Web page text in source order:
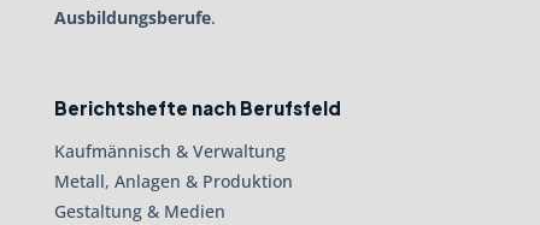
Ausbildungsberufe.
Berichtshefte nach Berufsfeld
Kaufmännisch & Verwaltung
Metall, Anlagen & Produktion
Gestaltung & Medien